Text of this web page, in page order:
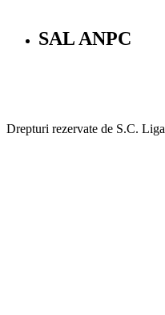
SAL ANPC
Drepturi rezervate de S.C.